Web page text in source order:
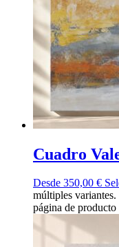
Cuadro
Desde 350,00 €
múltiples
página de producto